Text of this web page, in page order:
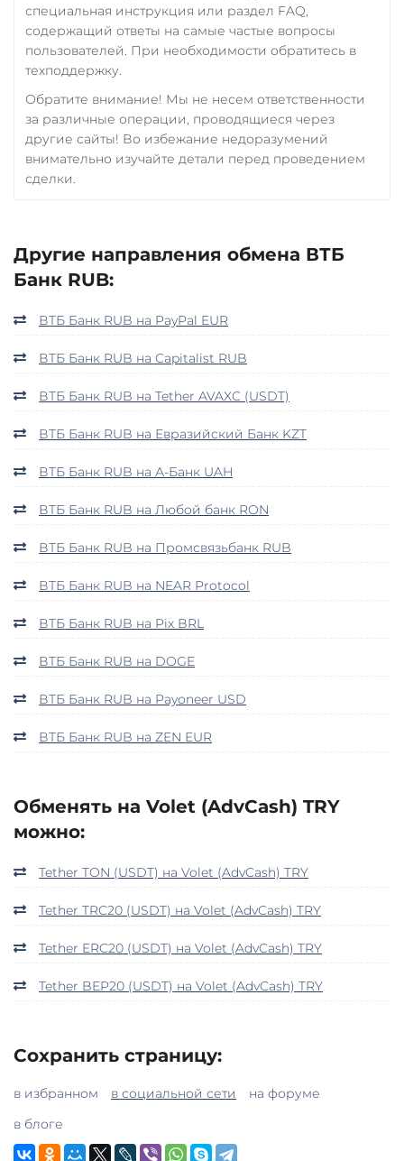
специальная инструкция или раздел FAQ,
содержащий ответы на самые частые вопросы
пользователей. При необходимости обратитесь в
техподдержку.
Обратите внимание! Мы не несем ответственности
за различные операции, проводящиеся через
другие сайты! Во избежание недоразумений
внимательно изучайте детали перед проведением
сделки.
Другие направления обмена ВТБ
Банк RUB:
ВТБ Банк RUB на PayPal EUR
ВТБ Банк RUB на Capitalist RUB
ВТБ Банк RUB на Tether AVAXC (USDT)
ВТБ Банк RUB на Евразийский Банк KZT
ВТБ Банк RUB на А-Банк UAH
ВТБ Банк RUB на Любой банк RON
ВТБ Банк RUB на Промсвязьбанк RUB
ВТБ Банк RUB на NEAR Protocol
ВТБ Банк RUB на Pix BRL
ВТБ Банк RUB на DOGE
ВТБ Банк RUB на Payoneer USD
ВТБ Банк RUB на ZEN EUR
Обменять на Volet (AdvCash) TRY
можно:
Tether TON (USDT) на Volet (AdvCash) TRY
Tether TRC20 (USDT) на Volet (AdvCash) TRY
Tether ERC20 (USDT) на Volet (AdvCash) TRY
Tether BEP20 (USDT) на Volet (AdvCash) TRY
Сохранить страницу:
в избранном в социальной сети
на форуме
в блоге